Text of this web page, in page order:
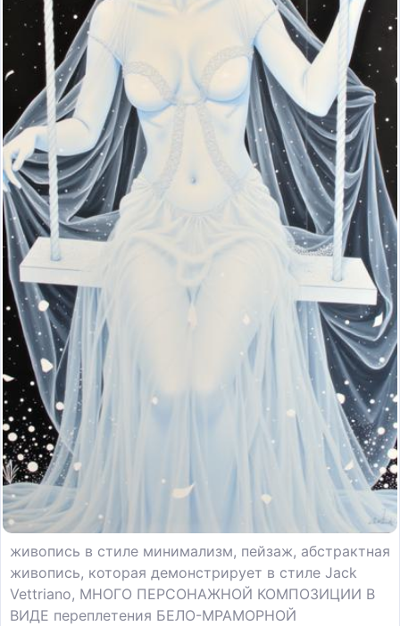
живопись в стиле минимализм, пейзаж, абстрактная
живопись, которая демонстрирует в стиле Jack
Vettriano, МНОГО ПЕРСОНАЖНОЙ КОМПОЗИЦИИ В
ВИДЕ переплетения БЕЛО-МРАМОРНОЙ